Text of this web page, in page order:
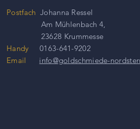
Postfach Johanna Ressel
Am Mühlenbach 4,
23628 Krummesse
Handy 0163-641-9202
Email info@goldschmiede-